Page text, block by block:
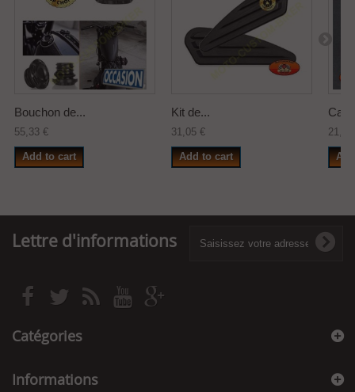
Bouchon de...
55,33 €
Add to cart
Kit de...
31,05 €
Add to cart
Lettre d'informations
Catégories
Informations